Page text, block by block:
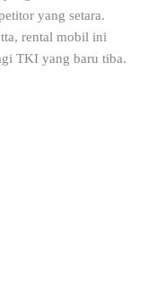
yang setara.
rental mobil ini
TKI yang baru tiba.